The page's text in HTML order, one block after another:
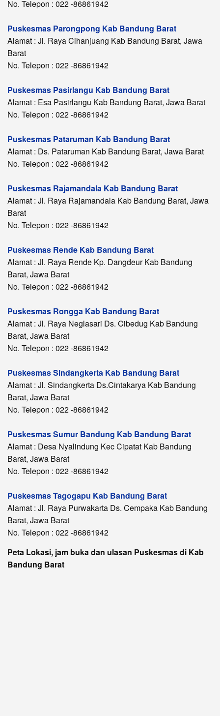
No. Telepon : 022 -86861942
Puskesmas Parongpong Kab Bandung Barat
Alamat : Jl. Raya Cihanjuang Kab Bandung Barat, Jawa
Barat
No. Telepon : 022 -86861942
Puskesmas Pasirlangu Kab Bandung Barat
Alamat : Esa Pasirlangu Kab Bandung Barat, Jawa Barat
No. Telepon : 022 -86861942
Puskesmas Pataruman Kab Bandung Barat
Alamat : Ds. Pataruman Kab Bandung Barat, Jawa Barat
No. Telepon : 022 -86861942
Puskesmas Rajamandala Kab Bandung Barat
Alamat : Jl. Raya Rajamandala Kab Bandung Barat, Jawa
Barat
No. Telepon : 022 -86861942
Puskesmas Rende Kab Bandung Barat
Alamat : Jl. Raya Rende Kp. Dangdeur Kab Bandung
Barat, Jawa Barat
No. Telepon : 022 -86861942
Puskesmas Rongga Kab Bandung Barat
Alamat : Jl. Raya Neglasari Ds. Cibedug Kab Bandung
Barat, Jawa Barat
No. Telepon : 022 -86861942
Puskesmas Sindangkerta Kab Bandung Barat
Alamat : Jl. Sindangkerta Ds.Cintakarya Kab Bandung
Barat, Jawa Barat
No. Telepon : 022 -86861942
Puskesmas Sumur Bandung Kab Bandung Barat
Alamat : Desa Nyalindung Kec Cipatat Kab Bandung
Barat, Jawa Barat
No. Telepon : 022 -86861942
Puskesmas Tagogapu Kab Bandung Barat
Alamat : Jl. Raya Purwakarta Ds. Cempaka Kab Bandung
Barat, Jawa Barat
No. Telepon : 022 -86861942
Peta Lokasi, jam buka dan ulasan Puskesmas di Kab
Bandung Barat